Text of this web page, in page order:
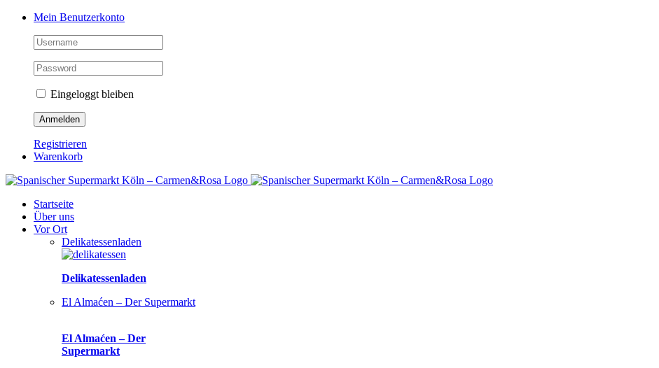
Zum
springen
Facebook
Instagram
Pinterest
Tiktok
YouTubeMein Benutzerkonto
Eingeloggt bleiben
Registrieren
Warenkorb
Startseite
Über uns
Vor Ort
Delikatessenladen
Delikatessenladen
El Almaćen – Der Supermarkt
El Almaćen – Der
Supermarkt